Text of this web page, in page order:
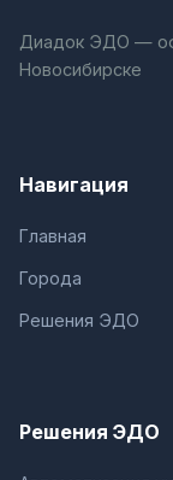
Диадок ЭДО —
Новосибирске
Навигация
Главная
Города
Решения ЭДО
Решения ЭДО